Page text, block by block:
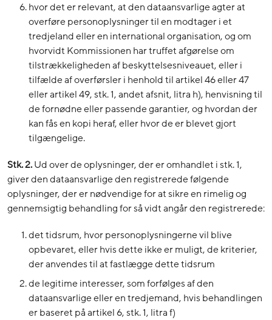
hvor det er relevant, at den dataansvarlige agter at
overføre personoplysninger til en modtager i et
tredjeland eller en international organisation, og om
hvorvidt Kommissionen har truffet afgørelse om
tilstrækkeligheden af beskyttelsesniveauet, eller i
tilfælde af overførsler i henhold til artikel 46 eller 47
eller artikel 49, stk. 1, andet afsnit, litra h), henvisning til
de fornødne eller passende garantier, og hvordan der
kan fås en kopi heraf, eller hvor de er blevet gjort
tilgængelige.
Stk. 2.Ud over de oplysninger, der er omhandlet i stk. 1,
giver den dataansvarlige den registrerede følgende
oplysninger, der er nødvendige for at sikre en rimelig og
gennemsigtig behandling for så vidt angår den registrerede:
det tidsrum, hvor personoplysningerne vil blive
opbevaret, eller hvis dette ikke er muligt, de kriterier,
der anvendes til at fastlægge dette tidsrum
de legitime interesser, som forfølges af den
dataansvarlige eller en tredjemand, hvis behandlingen
er baseret på artikel 6, stk. 1, litra f)